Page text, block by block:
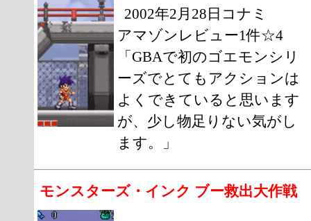
2002年2月28日コナミ
アマゾンレビュー1件☆4
「GBAで初のゴエモンシリ
ーズでとてもアクションは
よくできていると思います
が、少し物足りない気がし
ます。」
モンスターズ・インク ブー救出大作戦